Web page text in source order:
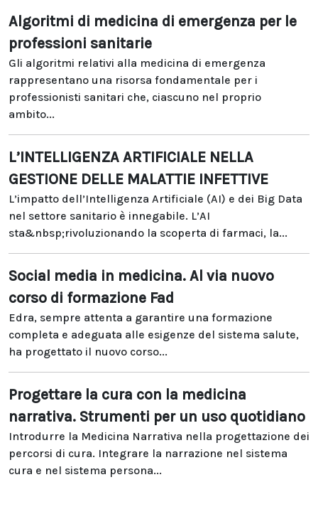
Algoritmi di medicina di emergenza per le
professioni sanitarie
Gli algoritmi relativi alla medicina di emergenza
rappresentano una risorsa fondamentale per i
professionisti sanitari che, ciascuno nel proprio
ambito...
L’INTELLIGENZA ARTIFICIALE NELLA
GESTIONE DELLE MALATTIE INFETTIVE
L’impatto dell’Intelligenza Artificiale (AI) e dei Big Data
nel settore sanitario è innegabile. L’AI
sta&nbsp;rivoluzionando la scoperta di farmaci, la...
Social media in medicina. Al via nuovo
corso di formazione Fad
Edra, sempre attenta a garantire una formazione
completa e adeguata alle esigenze del sistema salute,
ha progettato il nuovo corso...
Progettare la cura con la medicina
narrativa. Strumenti per un uso quotidiano
Introdurre la Medicina Narrativa nella progettazione dei
percorsi di cura. Integrare la narrazione nel sistema
cura e nel sistema persona...